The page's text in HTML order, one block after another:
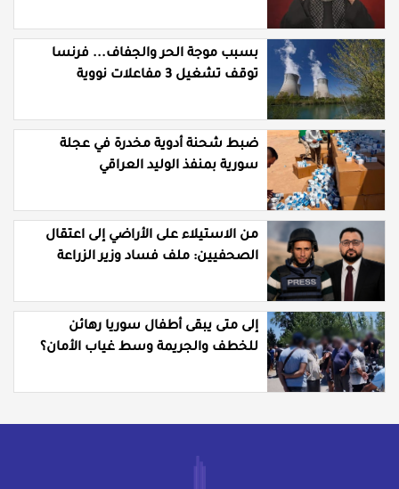
بسبب موجة الحر والجفاف... فرنسا
توقف تشغيل 3 مفاعلات نووية
ضبط شحنة أدوية مخدرة في عجلة
سورية بمنفذ الوليد العراقي
من الاستيلاء على الأراضي إلى اعتقال
الصحفيين: ملف فساد وزير الزراعة
إلى متى يبقى أطفال سوريا رهائن
للخطف والجريمة وسط غياب الأمان؟